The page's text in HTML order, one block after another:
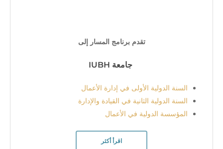
تقدم برنامج المسار إلى
جامعة IUBH
السنة الدولية الأولى في إدارة الأعمال
السنة الدولية الثانية في القيادة والإدارة
المؤسسة الدولية في الأعمال
اقرأ أكثر